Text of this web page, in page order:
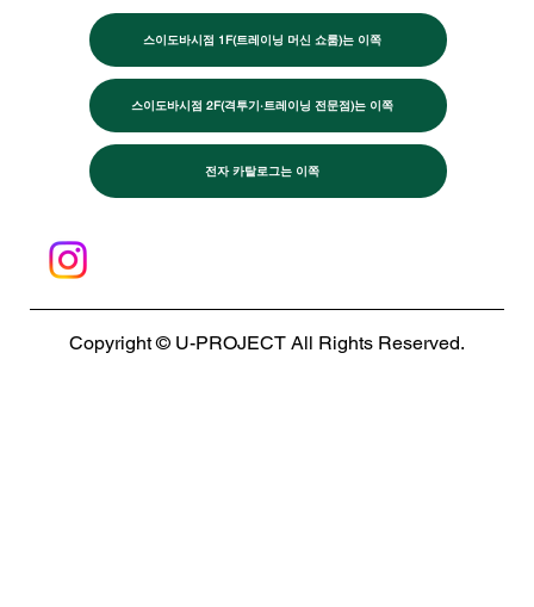
스이도바시점 1F(트레이닝 머신 쇼룸)는 이쪽
스이도바시점 2F(격투기·트레이닝 전문점)는 이쪽
전자 카탈로그는 이쪽
Copyright © U-PROJECT All Rights Reserved.